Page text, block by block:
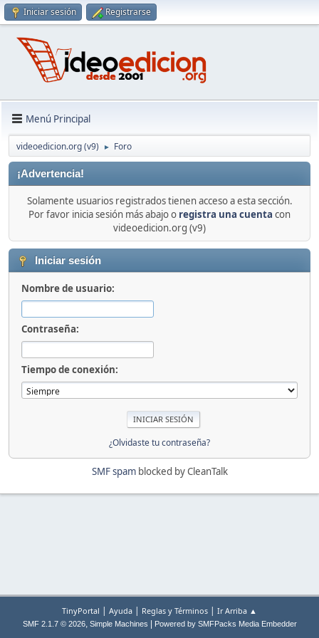
Iniciar sesión Registrarse
Menú Principal
videoedicion.org (v9) ► Foro
¡Advertencia!
Solamente usuarios registrados tienen acceso a esta sección.
Por favor inicia sesión más abajo o registra una cuenta con
videoedicion.org (v9)
Iniciar sesión
Nombre de usuario:
Contraseña:
Tiempo de conexión:
¿Olvidaste tu contraseña?
SMF spamblocked by CleanTalk
TinyPortal | Ayuda | Reglas y Términos | Ir Arriba ▲
SMF 2.1.7 © 2026, Simple Machines Powered by SMFPacks Media Embedder